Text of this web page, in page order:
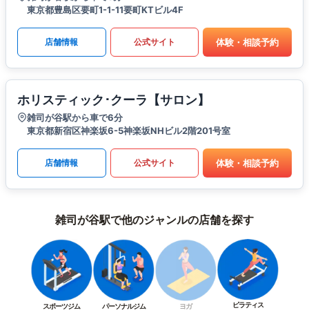
東京都豊島区要町1-1-11要町KTビル4F
店舗情報 公式サイト 体験・相談予約
ホリスティック･クーラ【サロン】
雑司が谷駅から車で6分
東京都新宿区神楽坂6-5神楽坂NHビル2階201号室
店舗情報 公式サイト 体験・相談予約
雑司が谷駅で他のジャンルの店舗を探す
スポーツジム パーソナルジム ヨガ ピラティス